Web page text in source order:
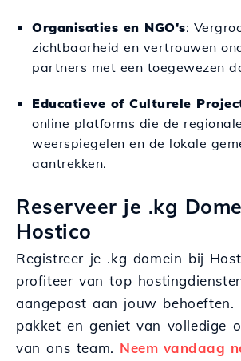
Organisaties en NGO's:
zichtbaarheid en vertrouwen
partners met een toegewezen
Educatieve of Culturele
online platforms die de
weerspiegelen en de lokale
aantrekken.
Reserveer je .kg
Hostico
Registreer je .kg domein bij
profiteer van top
aangepast aan jouw behoeften.
pakket en geniet van volledige
van ons team. Neem vandaag